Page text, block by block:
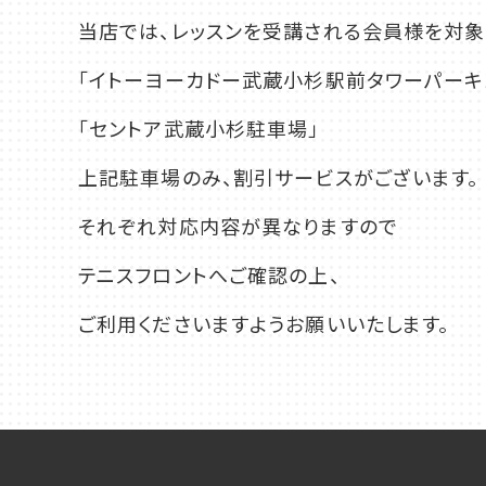
千葉
蘇我
大阪
鳳
（堺市西区）
八尾
（八尾市）
当店では、レッスンを受講される会員様を対
「イトーヨーカドー武蔵小杉駅前タワーパーキ
「セントア武蔵小杉駐車場」
上記駐車場のみ、割引サービスがございます。
それぞれ対応内容が異なりますので
テニスフロントへご確認の上、
ご利用くださいますようお願いいたします。